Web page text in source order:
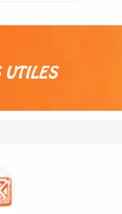
UTILES